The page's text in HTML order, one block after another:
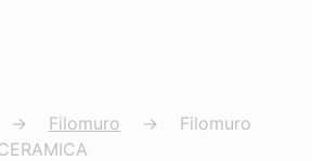
→ Filomuro →
Filomuro